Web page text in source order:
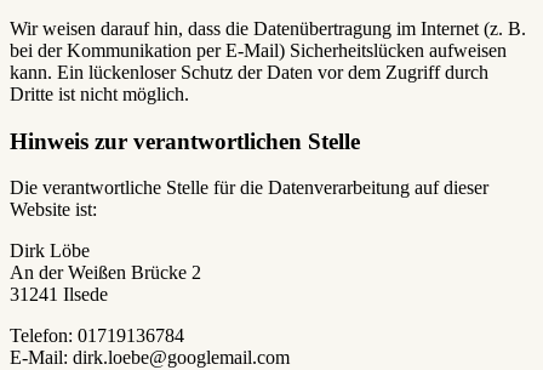
Wir weisen darauf hin, dass die Datenübertragung im Internet (z. B.
bei der Kommunikation per E-Mail) Sicherheitslücken aufweisen
kann. Ein lückenloser Schutz der Daten vor dem Zugriff durch
Dritte ist nicht möglich.
Hinweis zur verantwortlichen Stelle
Die verantwortliche Stelle für die Datenverarbeitung auf dieser
Website ist:
Dirk Löbe
An der Weißen Brücke 2
31241 Ilsede
Telefon: 01719136784
E-Mail: dirk.loebe@googlemail.com